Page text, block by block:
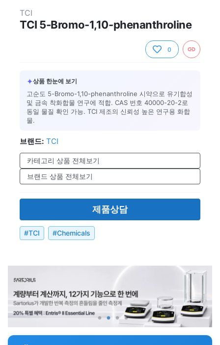
TCI
TCI 5-Bromo-1,10-phenanthroline
0
✦상품 한눈에 보기
고순도 5-Bromo-1,10-phenanthroline 시약으로 유기합성
및 금속 착화합물 연구에 적합. CAS 번호 40000-20-2로
동일 물질 확인 가능. TCI 제조의 신뢰성 높은 연구용 화합
물.
브랜드: TCI
카테고리 상품 전체보기
브랜드 상품 전체보기
제품상담
#TCI #Chemicals